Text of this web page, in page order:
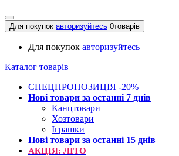
Для покупок авторизуйтесь 0товарів
Для покупок авторизуйтесь
Каталог товарів
СПЕЦПРОПОЗИЦІЯ -20%
Нові товари за останнi 7 днiв
Канцтовари
Хозтовари
Іграшки
Нові товари за останнi 15 днiв
АКЦІЯ: ЛІТО